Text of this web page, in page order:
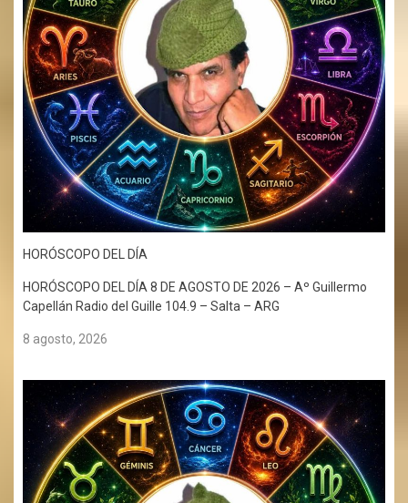
HORÓSCOPO DEL DÍA
HORÓSCOPO DEL DÍA 8 DE AGOSTO DE 2026 – Aº Guillermo
Capellán Radio del Guille 104.9 – Salta – ARG
8 agosto, 2026